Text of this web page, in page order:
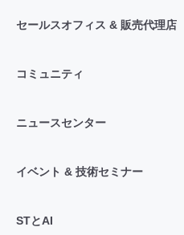
セールスオフィス & 販売代理店
コミュニティ
ニュースセンター
イベント & 技術セミナー
STとAI